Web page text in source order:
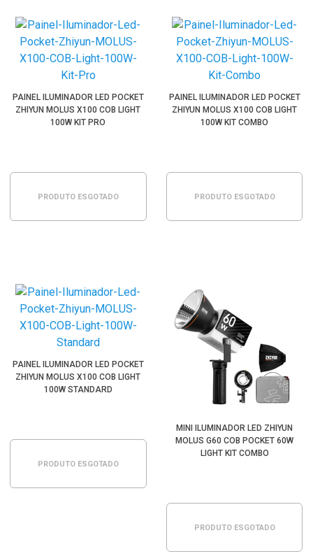
PAINEL ILUMINADOR LED POCKET
ZHIYUN MOLUS X100 COB LIGHT
100W KIT PRO
PRODUTO ESGOTADO
PAINEL ILUMINADOR LED POCKET
ZHIYUN MOLUS X100 COB LIGHT
100W KIT COMBO
PRODUTO ESGOTADO
PAINEL ILUMINADOR LED POCKET
ZHIYUN MOLUS X100 COB LIGHT
100W STANDARD
PRODUTO ESGOTADO
MINI ILUMINADOR LED ZHIYUN
MOLUS G60 COB POCKET 60W
LIGHT KIT COMBO
PRODUTO ESGOTADO